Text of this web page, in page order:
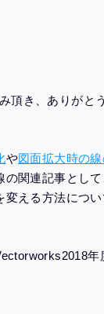
頂き、ありがと
や図面拡大時の
の関連記事とし
変える方法につ
年